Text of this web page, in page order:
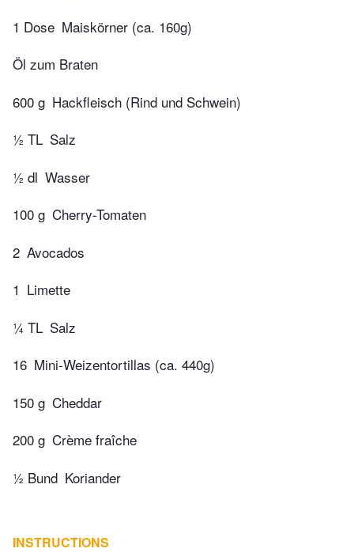
1 Dose Maiskörner (ca. 160g)
Öl zum Braten
600 g Hackfleisch (Rind und Schwein)
½ TL Salz
½ dl Wasser
100 g Cherry-Tomaten
2 Avocados
1 Limette
¼ TL Salz
16 Mini­-Weizentortillas (ca. 440g)
150 g Cheddar
200 g Crème fraîche
½ Bund Koriander
INSTRUCTIONS